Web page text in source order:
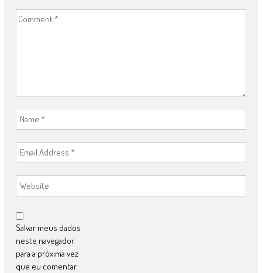
Salvar meus dados
neste navegador
para a próxima vez
que eu comentar.